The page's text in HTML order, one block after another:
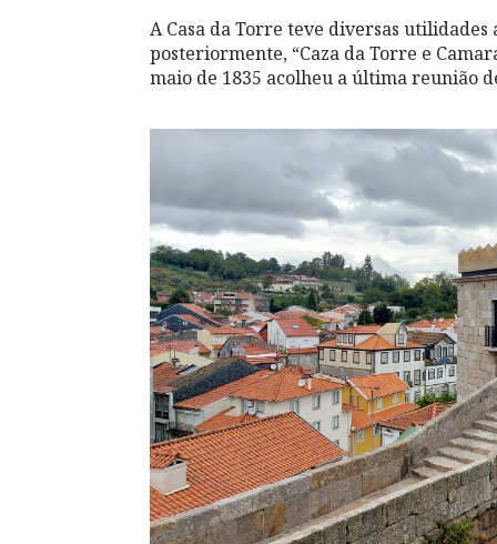
A Casa da Torre teve diversas
posteriormente, “Caza da Torre e
maio de 1835 acolheu a última reunião